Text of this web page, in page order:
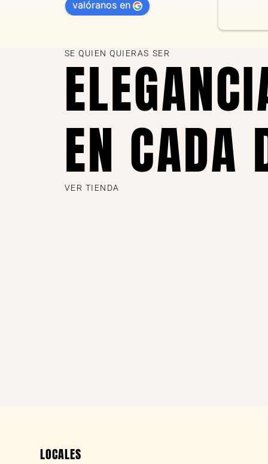
valóranos en
SE QUIEN QUIERAS SER
EN CADA
VER TIENDA
LOCALES